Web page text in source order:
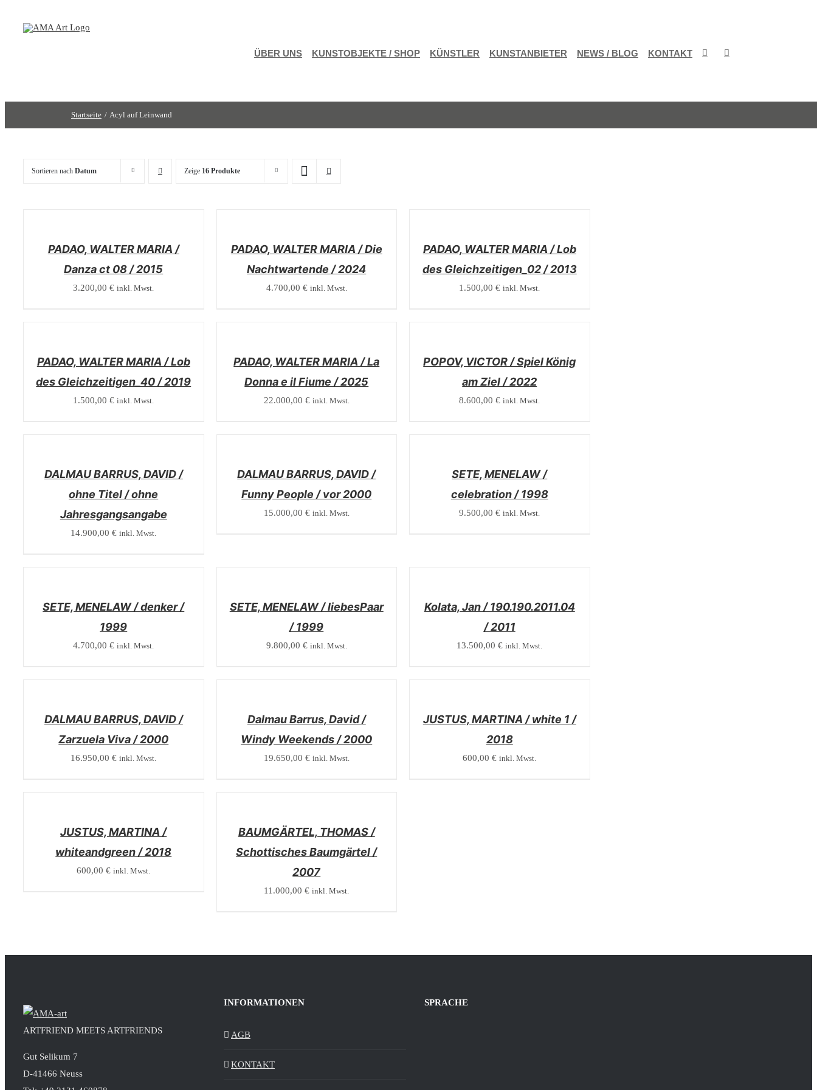
Inhalt
ÜBER UNS KUNSTOBJEKTE / SHOP KÜNSTLER KUNSTANBIETER NEWS / BLOG KONTAKT
Startseite Acyl auf Leinwand
Sortieren nach Datum Zeige 16 Produkte
PADAO, WALTER MARIA /
Danza ct 08 / 2015
3.200,00€ inkl. Mwst.
PADAO, WALTER MARIA / Die
Nachtwartende / 2024
4.700,00 € inkl. Mwst.
PADAO, WALTER MARIA / Lob
des Gleichzeitigen_02 / 2013
1.500,00€ inkl. Mwst.
PADAO, WALTER MARIA / Lob
des Gleichzeitigen_40 / 2019
1.500,00€ inkl. Mwst.
PADAO, WALTER MARIA / La
Donna e il Fiume / 2025
22.000,00 € inkl. Mwst.
POPOV, VICTOR / Spiel König
am Ziel / 2022
8.600,00€ inkl. Mwst.
DALMAU BARRUS, DAVID /
ohne Titel / ohne
Jahresgangsangabe
14.900,00€ inkl. Mwst.
DALMAU BARRUS, DAVID /
Funny People / vor 2000
15.000,00 € inkl. Mwst.
SETE, MENELAW /
celebration / 1998
9.500,00€ inkl. Mwst.
SETE, MENELAW / denker /
1999
4.700,00€ inkl. Mwst.
SETE, MENELAW / liebesPaar
/ 1999
9.800,00 € inkl. Mwst.
Kolata, Jan / 190.190.2011.04
/ 2011
13.500,00€ inkl. Mwst.
DALMAU BARRUS, DAVID /
Zarzuela Viva / 2000
16.950,00€ inkl. Mwst.
Dalmau Barrus, David /
Windy Weekends / 2000
19.650,00 € inkl. Mwst.
JUSTUS, MARTINA / white 1 /
2018
600,00€ inkl. Mwst.
JUSTUS, MARTINA /
whiteandgreen / 2018
600,00€ inkl. Mwst.
BAUMGÄRTEL, THOMAS /
Schottisches Baumgärtel /
2007
11.000,00€ inkl. Mwst.
ARTFRIEND MEETS ARTFRIENDS
Gut Selikum 7
D-41466 Neuss
INFORMATIONEN
AGB
KONTAKT
SPRACHE